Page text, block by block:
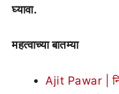
घ्यावा.
महत्वाच्या बातम्या
Ajit Pawar |